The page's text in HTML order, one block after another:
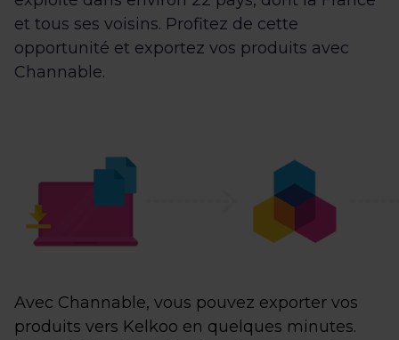
et tous ses voisins. Profitez de cette
opportunité et exportez vos produits avec
Channable.
Avec Channable, vous pouvez exporter vos
produits vers Kelkoo en quelques minutes.